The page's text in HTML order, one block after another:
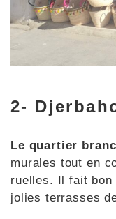
2-
Le quartier
murales tout en
ruelles. Il fait bon
jolies terrasses